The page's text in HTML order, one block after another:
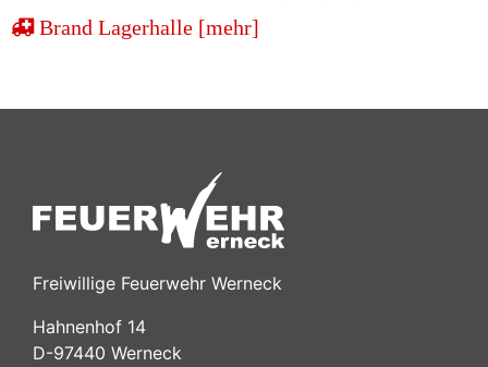
Brand Lagerhalle [mehr]
Freiwillige Feuerwehr Werneck
Hahnenhof 14
D-97440 Werneck